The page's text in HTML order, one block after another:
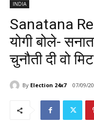
INDIA
Sanatana
योगी बोले-
चुनौती दी वो
By Election 24x7 07/09/